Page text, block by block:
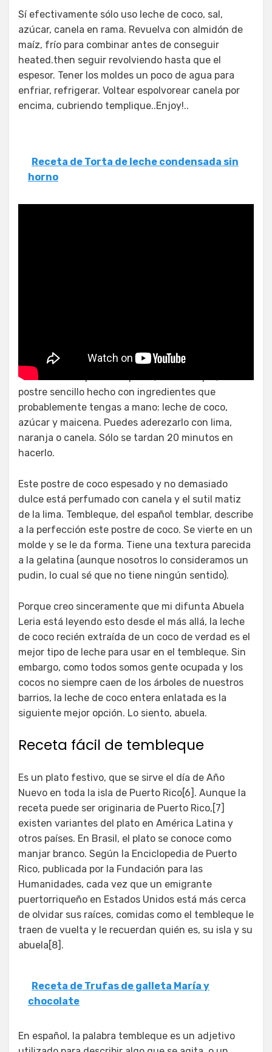
Sí efectivamente sólo uso leche de coco, sal,
azúcar, canela en rama. Revuelva con almidón de
maíz, frío para combinar antes de conseguir
heated.then seguir revolviendo hasta que el
espesor. Tener los moldes un poco de agua para
enfriar, refrigerar. Voltear espolvorear canela por
encima, cubriendo templique..Enjoy!..
Receta de Torta de leche condensada sin
horno
Los postres sencillos a veces son los mejores. El
budín de coco puertorriqueño, o tembleque, es un
postre sencillo hecho con ingredientes que
probablemente tengas a mano: leche de coco,
azúcar y maicena. Puedes aderezarlo con lima,
naranja o canela. Sólo se tardan 20 minutos en
hacerlo.
Este postre de coco espesado y no demasiado
dulce está perfumado con canela y el sutil matiz
de la lima. Tembleque, del español temblar, describe
a la perfección este postre de coco. Se vierte en un
molde y se le da forma. Tiene una textura parecida
a la gelatina (aunque nosotros lo consideramos un
pudin, lo cual sé que no tiene ningún sentido).
Porque creo sinceramente que mi difunta Abuela
Leria está leyendo esto desde el más allá, la leche
de coco recién extraída de un coco de verdad es el
mejor tipo de leche para usar en el tembleque. Sin
embargo, como todos somos gente ocupada y los
cocos no siempre caen de los árboles de nuestros
barrios, la leche de coco entera enlatada es la
siguiente mejor opción. Lo siento, abuela.
Receta fácil de tembleque
Es un plato festivo, que se sirve el día de Año
Nuevo en toda la isla de Puerto Rico[6]. Aunque la
receta puede ser originaria de Puerto Rico,[7]
existen variantes del plato en América Latina y
otros países. En Brasil, el plato se conoce como
manjar branco. Según la Enciclopedia de Puerto
Rico, publicada por la Fundación para las
Humanidades, cada vez que un emigrante
puertorriqueño en Estados Unidos está más cerca
de olvidar sus raíces, comidas como el tembleque le
traen de vuelta y le recuerdan quién es, su isla y su
abuela[8].
Receta de Trufas de galleta María y
chocolate
En español, la palabra tembleque es un adjetivo